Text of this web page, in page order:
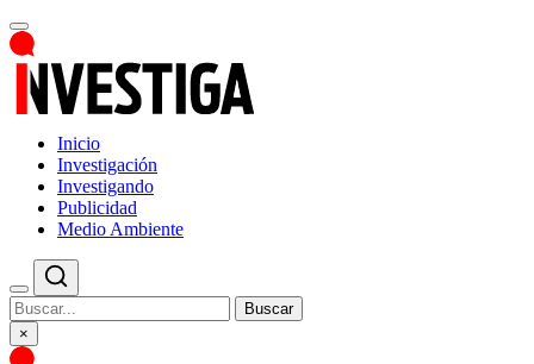
Inicio
Investigación
Investigando
Publicidad
Medio Ambiente
Buscar
×